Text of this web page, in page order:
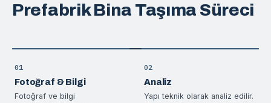
Prefabrik Bina Taşıma Süreci
01
Fotoğraf & Bilgi
Fotoğraf ve bilgi
02
Analiz
Yapı teknik olarak analiz edilir.